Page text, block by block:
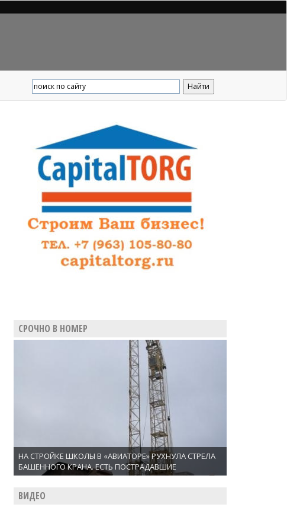
СРОЧНО В НОМЕР
НА СТРОЙКЕ ШКОЛЫ В «АВИАТОРЕ» РУХНУЛА СТРЕЛА
БАШЕННОГО КРАНА. ЕСТЬ ПОСТРАДАВШИЕ
ВИДЕО